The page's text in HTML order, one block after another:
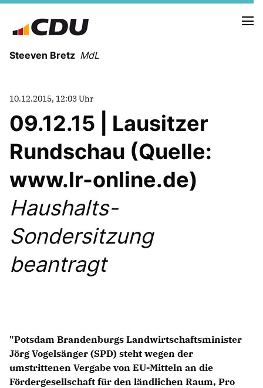
Steeven Bretz MdL
VITA
WAHLKREISBESUCHE
PRESSEFOTOS
MEIN BÜRGERBÜRO
MEIN WAHLKREIS
ZIELE
Redebeiträge
CDU Fraktion im Brandenburger Landtag
CDU Brandenburg
CDU Potsdam
10.12.2015, 12:03 Uhr
09.12.15 | Lausitzer
Rundschau (Quelle:
www.lr-online.de)
Haushalts-
Sondersitzung
beantragt
"Potsdam Brandenburgs Landwirtschaftsminister
Jörg Vogelsänger (SPD) steht wegen der
umstrittenen Vergabe von EU-Mitteln an die
Fördergesellschaft für den ländlichen Raum, Pro